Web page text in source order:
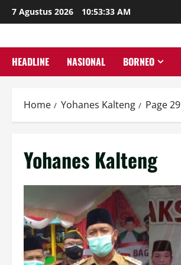
Skip
to
7 Agustus 2026 10:53:35 AM
HEADLINE NASIONAL BORNEO
Home Yohanes Kalteng Page 29
Yohanes Kalteng